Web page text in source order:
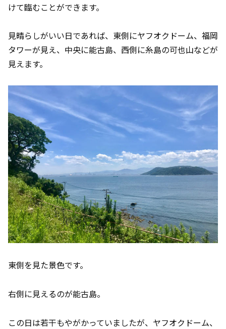
けて臨むことができます。
見晴らしがいい日であれば、東側にヤフオクドーム、福岡
タワーが見え、中央に能古島、西側に糸島の可也山などが
見えます。
東側を見た景色です。
右側に見えるのが能古島。
この日は若干もやがかっていましたが、ヤフオクドーム、